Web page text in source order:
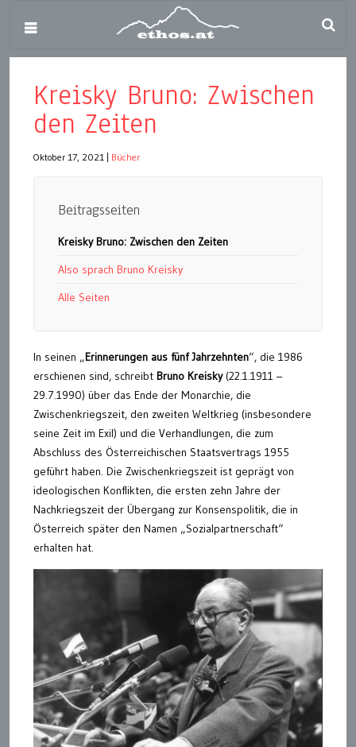
Kreisky Bruno: Zwischen
den Zeiten
Oktober 17, 2021 Bücher
Beitragsseiten
Kreisky Bruno: Zwischen den Zeiten
Also sprach Bruno Kreisky
Alle Seiten
In seinen „Erinnerungen aus fünf Jahrzehnten“, die 1986
erschienen sind, schreibt Bruno Kreisky(22.1.1911 –
29.7.1990) über das Ende der Monarchie, die
Zwischenkriegszeit, den zweiten Weltkrieg (insbesondere
seine Zeit im Exil) und die Verhandlungen, die zum
Abschluss des Österreichischen Staatsvertrags 1955
geführt haben. Die Zwischenkriegszeit ist geprägt von
ideologischen Konflikten, die ersten zehn Jahre der
Nachkriegszeit der Übergang zur Konsenspolitik, die in
Österreich später den Namen „Sozialpartnerschaft“
erhalten hat.